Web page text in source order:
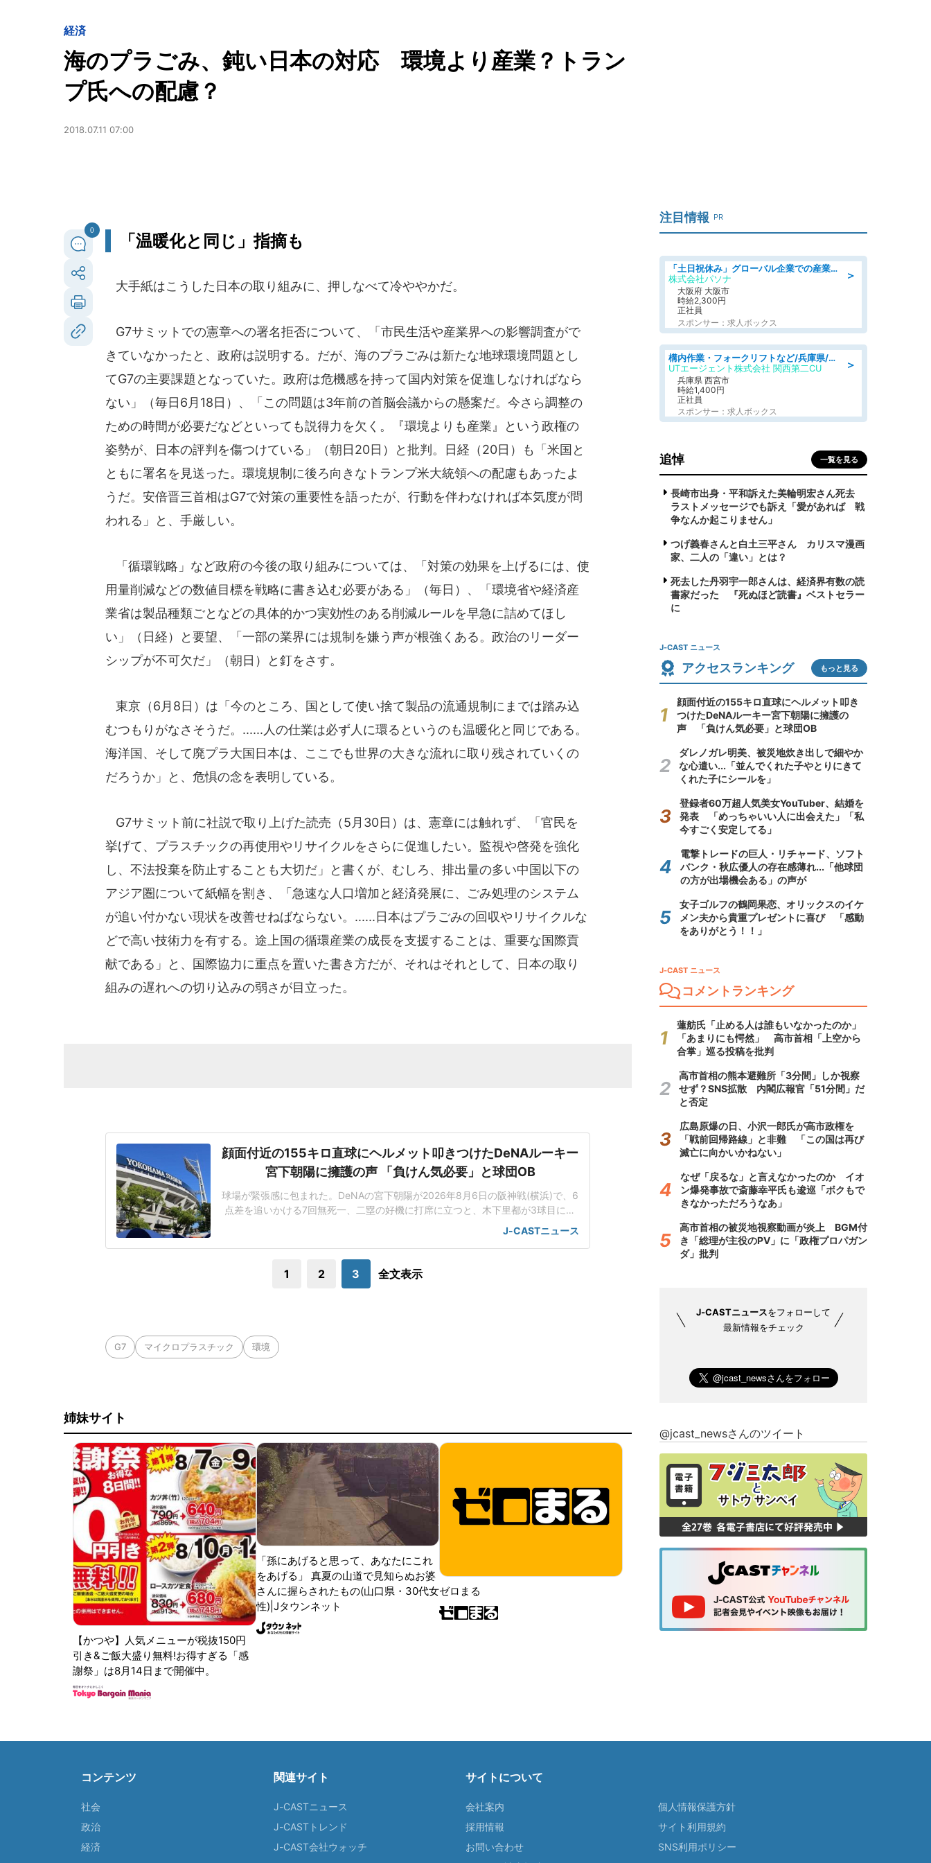
経済
海のプラごみ、鈍い日本の対応 環境より産業？トラン
プ氏への配慮？
2018.07.11 07:00
0
「温暖化と同じ」指摘も
大手紙はこうした日本の取り組みに、押しなべて冷ややかだ。
G7サミットでの憲章への署名拒否について、「市民生活や産業界への影響調査がで
きていなかったと、政府は説明する。だが、海のプラごみは新たな地球環境問題とし
てG7の主要課題となっていた。政府は危機感を持って国内対策を促進しなければなら
ない」（毎日6月18日）、「この問題は3年前の首脳会議からの懸案だ。今さら調整の
ための時間が必要だなどといっても説得力を欠く。『環境よりも産業』という政権の
姿勢が、日本の評判を傷つけている」（朝日20日）と批判。日経（20日）も「米国と
ともに署名を見送った。環境規制に後ろ向きなトランプ米大統領への配慮もあったよ
うだ。安倍晋三首相はG7で対策の重要性を語ったが、行動を伴わなければ本気度が問
われる」と、手厳しい。
「循環戦略」など政府の今後の取り組みについては、「対策の効果を上げるには、使
用量削減などの数値目標を戦略に書き込む必要がある」（毎日）、「環境省や経済産
業省は製品種類ごとなどの具体的かつ実効性のある削減ルールを早急に詰めてほし
い」（日経）と要望、「一部の業界には規制を嫌う声が根強くある。政治のリーダー
シップが不可欠だ」（朝日）と釘をさす。
東京（6月8日）は「今のところ、国として使い捨て製品の流通規制にまでは踏み込
むつもりがなさそうだ。......人の仕業は必ず人に環るというのも温暖化と同じである。
海洋国、そして廃プラ大国日本は、ここでも世界の大きな流れに取り残されていくの
だろうか」と、危惧の念を表明している。
G7サミット前に社説で取り上げた読売（5月30日）は、憲章には触れず、「官民を
挙げて、プラスチックの再使用やリサイクルをさらに促進したい。監視や啓発を強化
し、不法投棄を防止することも大切だ」と書くが、むしろ、排出量の多い中国以下の
アジア圏について紙幅を割き、「急速な人口増加と経済発展に、ごみ処理のシステム
が追い付かない現状を改善せねばならない。......日本はプラごみの回収やリサイクルな
どで高い技術力を有する。途上国の循環産業の成長を支援することは、重要な国際貢
献である」と、国際協力に重点を置いた書き方だが、それはそれとして、日本の取り
組みの遅れへの切り込みの弱さが目立った。
顔面付近の155キロ直球にヘルメット叩きつけたDeNAルーキー
宮下朝陽に擁護の声 「負けん気必要」と球団OB
球場が緊張感に包まれた。DeNAの宮下朝陽が2026年8月6日の阪神戦(横浜)で、6
点差を追いかける7回無死一、二塁の好機に打席に立つと、木下里都が3球目に投
じた155キロ直球が顔面付近へ。もんどり打ってよけた宮下は怒りの表情を見せて
ヘルメットを叩きつけた。「熱くなってしまった部分があったのでしょう」前日5
に死球を受けた。内
J-CASTニュース
1 2 3 全文表示
G7 マイクロプラスチック 環境
姉妹サイト
【かつや】人気メニューが税抜150円
引き&ご飯大盛り無料!お得すぎる「感
謝祭」は8月14日まで開催中。
「孫にあげると思って、あなたにこれ
をあげる」 真夏の山道で見知らぬお婆
さんに握らされたもの(山口県・30代女
性)|Jタウンネット
ゼロまる
注目情報 PR
＞
「土日祝休み」グローバル企業での産業保健のお仕事/保健師/高時給/残業なし/服装自由/要資格:保健師
株式会社パソナ
大阪府 大阪市
時給2,300円
正社員
スポンサー：求人ボックス
＞
構内作業・フォークリフトなど/兵庫県/月収25万円可 リーチフォークリフトのお仕事 ブランクOK 日勤 年休120日 食堂あり
UTエージェント株式会社 関西第二CU
兵庫県 西宮市
時給1,400円
正社員
スポンサー：求人ボックス
追悼 一覧を見る
長崎市出身・平和訴えた美輪明宏さん死去
ラストメッセージでも訴え「愛があれば 戦
争なんか起こりません」
つげ義春さんと白土三平さん カリスマ漫画
家、二人の「違い」とは？
死去した丹羽宇一郎さんは、経済界有数の読
書家だった 『死ぬほど読書』ベストセラー
に
J-CAST ニュース
アクセスランキング もっと見る
顔面付近の155キロ直球にヘルメット叩き
つけたDeNAルーキー宮下朝陽に擁護の
声 「負けん気必要」と球団OB
ダレノガレ明美、被災地炊き出しで細やか
な心遣い...「並んでくれた子やとりにきて
くれた子にシールを」
登録者60万超人気美女YouTuber、結婚を
発表 「めっちゃいい人に出会えた」「私
今すごく安定してる」
電撃トレードの巨人・リチャード、ソフト
バンク・秋広優人の存在感薄れ...「他球団
の方が出場機会ある」の声が
女子ゴルフの鶴岡果恋、オリックスのイケ
メン夫から貴重プレゼントに喜び 「感動
をありがとう！！」
J-CAST ニュース
コメントランキング
蓮舫氏「止める人は誰もいなかったのか」
「あまりにも愕然」 高市首相「上空から
合掌」巡る投稿を批判
高市首相の熊本避難所「3分間」しか視察
せず？SNS拡散 内閣広報官「51分間」だ
と否定
広島原爆の日、小沢一郎氏が高市政権を
「戦前回帰路線」と非難 「この国は再び
滅亡に向かいかねない」
なぜ「戻るな」と言えなかったのか イオ
ン爆発事故で斎藤幸平氏も逡巡「ボクもで
きなかっただろうなあ」
高市首相の被災地視察動画が炎上 BGM付
き「総理が主役のPV」に「政権プロパガン
ダ」批判
J-CASTニュースをフォローして
最新情報をチェック
@jcast_newsさんのツイート
コンテンツ
社会
政治
経済
関連サイト
J-CASTニュース
J-CASTトレンド
J-CAST会社ウォッチ
サイトについて
会社案内
採用情報
お問い合わせ
個人情報保護方針
サイト利用規約
SNS利用ポリシー